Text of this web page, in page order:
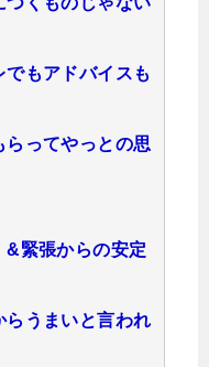
もアドバイスも
らってやっとの思
&緊張からの安定
らうまいと言われ